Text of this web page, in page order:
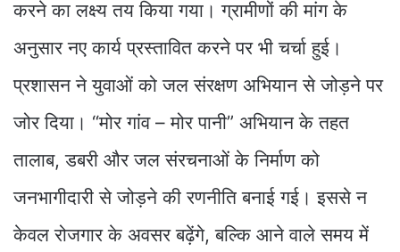
करने का लक्ष्य तय किया गया। ग्रामीणों की मांग के
अनुसार नए कार्य प्रस्तावित करने पर भी चर्चा हुई।
प्रशासन ने युवाओं को जल संरक्षण अभियान से जोड़ने पर
जोर दिया। “मोर गांव – मोर पानी” अभियान के तहत
तालाब, डबरी और जल संरचनाओं के निर्माण को
जनभागीदारी से जोड़ने की रणनीति बनाई गई। इससे न
केवल रोजगार के अवसर बढ़ेंगे, बल्कि आने वाले समय में